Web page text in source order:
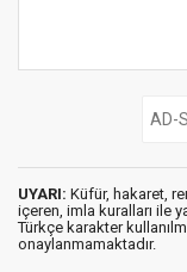
UYARI: Küfür, hakaret,
içeren, imla kuralları ile
Türkçe karakter
onaylanmamaktadır.